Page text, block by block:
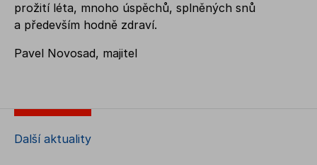
prožití léta, mnoho úspěchů, splněných snů
a především hodně zdraví.
Pavel Novosad, majitel
Další aktuality